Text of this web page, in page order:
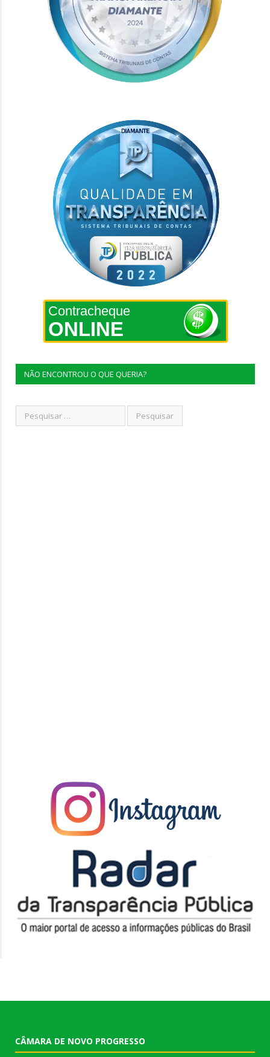
Contracheque
ONLINE
NÃO ENCONTROU O QUE QUERIA?
CÂMARA DE NOVO PROGRESSO